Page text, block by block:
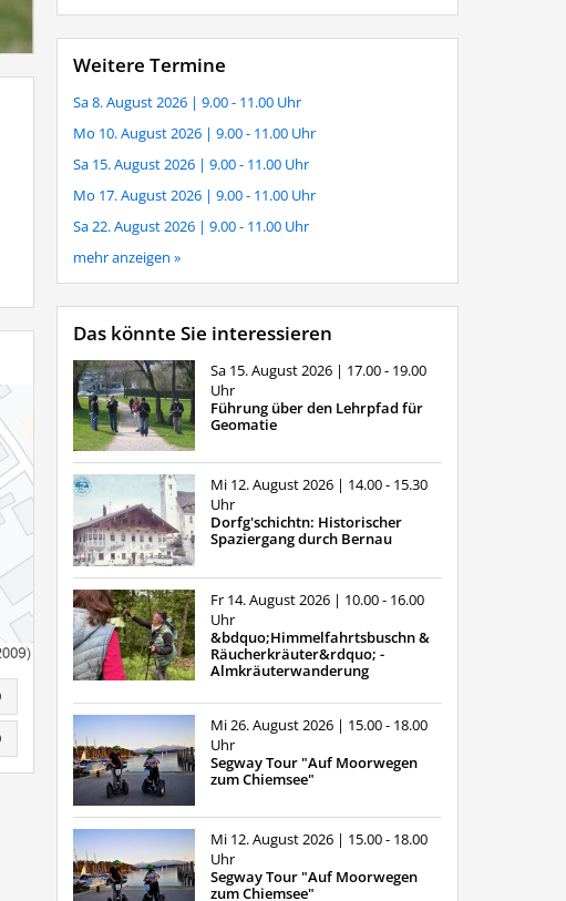
Weitere Termine
Sa 8. August 2026 | 9.00 - 11.00 Uhr
Mo 10. August 2026 | 9.00 - 11.00 Uhr
Sa 15. August 2026 | 9.00 - 11.00 Uhr
Mo 17. August 2026 | 9.00 - 11.00 Uhr
Sa 22. August 2026 | 9.00 - 11.00 Uhr
mehr anzeigen »
Das könnte Sie interessieren
Sa 15. August 2026 | 17.00 - 19.00
Uhr
Führung über den Lehrpfad für
Geomatie
Mi 12. August 2026 | 14.00 - 15.30
Uhr
Dorfg'schichtn: Historischer
Spaziergang durch Bernau
Fr 14. August 2026 | 10.00 - 16.00
Uhr
&bdquo;Himmelfahrtsbuschn &
Räucherkräuter&rdquo; -
Almkräuterwanderung
Mi 26. August 2026 | 15.00 - 18.00
Uhr
Segway Tour "Auf Moorwegen
zum Chiemsee"
Mi 12. August 2026 | 15.00 - 18.00
Uhr
Segway Tour "Auf Moorwegen
zum Chiemsee"